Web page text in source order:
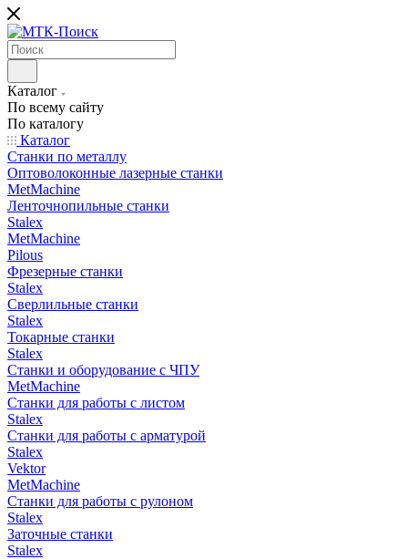
Каталог
По всему сайту
По каталогу
Каталог
Станки по металлу
Оптоволоконные лазерные станки
MetMachine
Ленточнопильные станки
Stalex
MetMachine
Pilous
Фрезерные станки
Stalex
Сверлильные станки
Stalex
Токарные станки
Stalex
Станки и оборудование с ЧПУ
MetMachine
Станки для работы с листом
Stalex
Станки для работы с арматурой
Stalex
Vektor
MetMachine
Станки для работы с рулоном
Stalex
Заточные станки
Stalex